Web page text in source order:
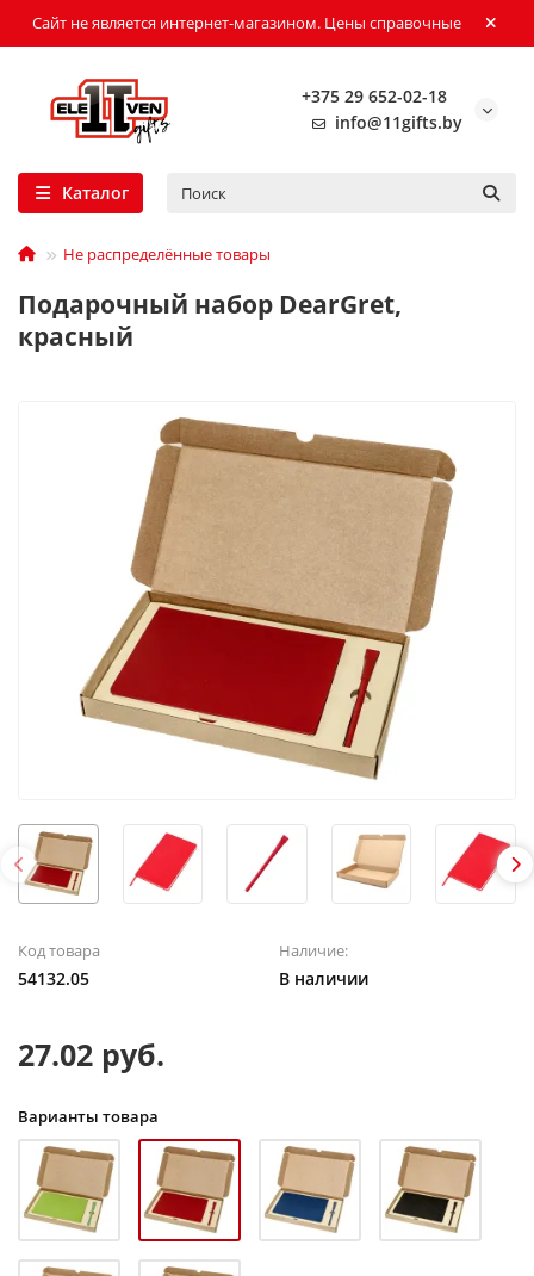
Сайт не является интернет-магазином. Цены справочные
+375 29 652-02-18
info@11gifts.by
Каталог
Не распределённые товары
Подарочный набор DearGret,
красный
Код товара
54132.05
Наличие:
В наличии
27.02 руб.
Варианты товара